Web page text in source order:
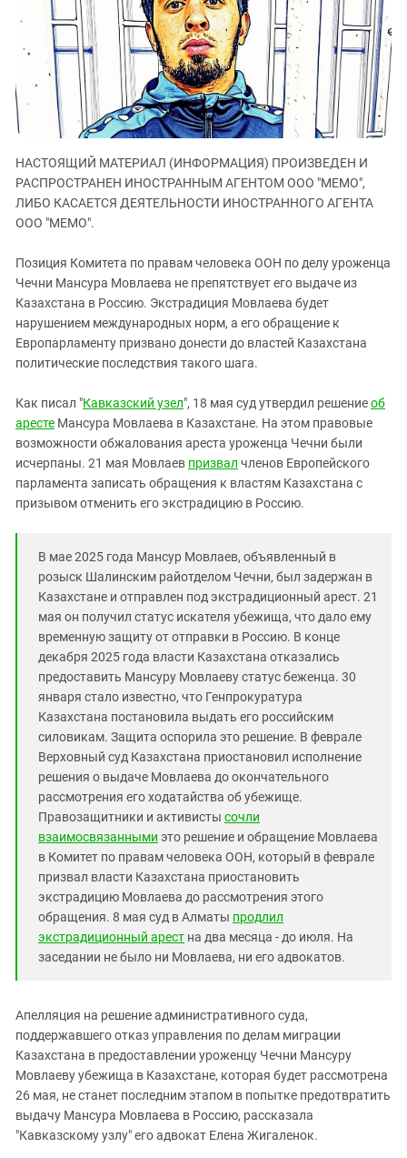
ЗАСТАВЛЯЕТ
КАВКАЗ ЗА ПАЛЕСТИНУ
ИНАКОМЫСЛИЕ В ЧЕЧНЕ
ПРЕСЛЕДОВАНИЕ АКТИВИСТОВ
МОБИЛИЗАЦИЯ И ПРОТЕСТЫ
Дагестан
Ингушетия
Кабардино-Балкария
Калмыкия
Карачаево-Черкесия
Краснодарский край
Нагорный Карабах
Российская Федерация
Северная Осетия - Алания
СКФО
Ставропольский край
Чечня
Южный Кавказ
ЮФО
НАСТОЯЩИЙ МАТЕРИАЛ (ИНФОРМАЦИЯ) ПРОИЗВЕДЕН И
РАСПРОСТРАНЕН ИНОСТРАННЫМ АГЕНТОМ ООО "МЕМО",
ЛИБО КАСАЕТСЯ ДЕЯТЕЛЬНОСТИ ИНОСТРАННОГО АГЕНТА
ООО "МЕМО".
Позиция Комитета по правам человека ООН по делу уроженца
Чечни Мансура Мовлаева не препятствует его выдаче из
Казахстана в Россию. Экстрадиция Мовлаева будет
нарушением международных норм, а его обращение к
Европарламенту призвано донести до властей Казахстана
политические последствия такого шага.
Как писал "Кавказский узел", 18 мая суд утвердил решениеоб
аресте Мансура Мовлаева в Казахстане. На этом правовые
возможности обжалования ареста уроженца Чечни были
исчерпаны. 21 мая Мовлаев призвал членов Европейского
парламента записать обращения к властям Казахстана с
призывом отменить его экстрадицию в Россию.
В мае 2025 года Мансур Мовлаев, объявленный в
розыск Шалинским райотделом Чечни, был задержан в
Казахстане и отправлен под экстрадиционный арест. 21
мая он получил статус искателя убежища, что дало ему
временную защиту от отправки в Россию. В конце
декабря 2025 года власти Казахстана отказались
предоставить Мансуру Мовлаеву статус беженца. 30
января стало известно, что Генпрокуратура
Казахстана постановила выдать его российским
силовикам. Защита оспорила это решение. В феврале
Верховный суд Казахстана приостановил исполнение
решения о выдаче Мовлаева до окончательного
рассмотрения его ходатайства об убежище.
Правозащитники и активисты сочли
взаимосвязанными это решение и обращение Мовлаева
в Комитет по правам человека ООН, который в феврале
призвал власти Казахстана приостановить
экстрадицию Мовлаева до рассмотрения этого
обращения. 8 мая суд в Алматы продлил
экстрадиционный арест на два месяца - до июля. На
заседании не было ни Мовлаева, ни его адвокатов.
Апелляция на решение административного суда,
поддержавшего отказ управления по делам миграции
Казахстана в предоставлении уроженцу Чечни Мансуру
Мовлаеву убежища в Казахстане, которая будет рассмотрена
26 мая, не станет последним этапом в попытке предотвратить
выдачу Мансура Мовлаева в Россию, рассказала
"Кавказскому узлу" его адвокат Елена Жигаленок.